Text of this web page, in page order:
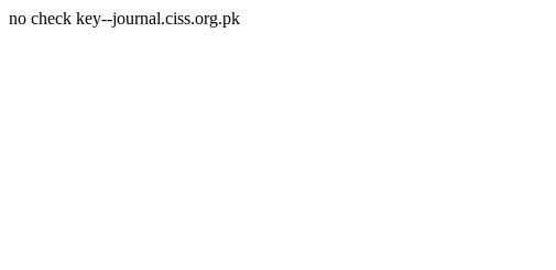
no check key--journal.ciss.org.pk